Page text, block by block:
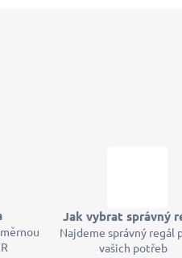
Jak vybrat správný
Najdeme správný regál
vašich potřeb